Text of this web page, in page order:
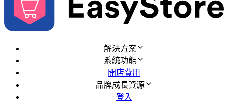
解決方案
系統功能
開店費用
品牌成長資源
登入